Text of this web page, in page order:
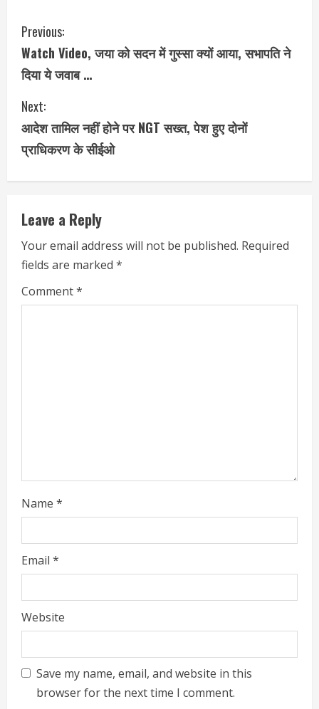
C
o
n
t
i
n
u
e
R
e
Previous:
Watch Video, जया को सदन में गुस्सा क्यों आया, सभापति ने
दिया ये जवाब …
Next:
आदेश तामिल नहीं होने पर NGT सख्त, पेश हुए दोनों
प्राधिकरण के सीईओ
Leave a Reply
Your email address will not be published. Required
fields are marked *
Comment*
Name *
Email *
Website
Save my name, email, and website in this
browser for the next time I comment.